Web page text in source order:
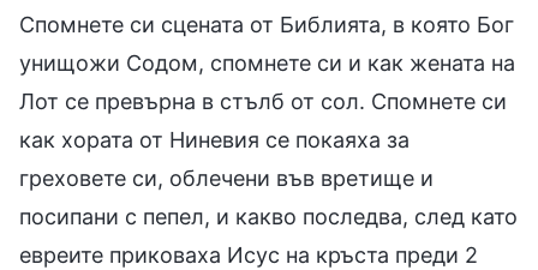
Спомнете си сцената от Библията, в която Бог
унищожи Содом, спомнете си и как жената на
Лот се превърна в стълб от сол. Спомнете си
как хората от Ниневия се покаяха за
греховете си, облечени във вретище и
посипани с пепел, и какво последва, след като
евреите приковаха Исус на кръста преди 2